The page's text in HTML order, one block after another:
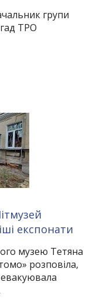
групи
ТРО
експонати
музею Тетяна
розповіла,
евакуювала